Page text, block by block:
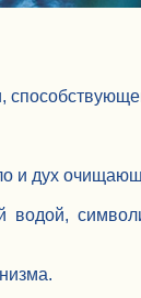
и дух
водой,